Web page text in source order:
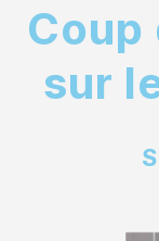
sur